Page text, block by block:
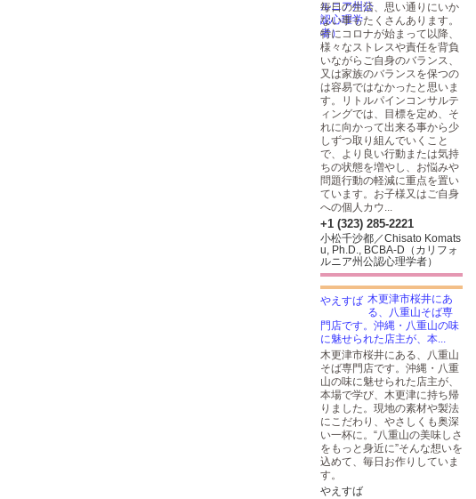
毎日の生活、思い通りにいか
ない事もたくさんあります。
特にコロナが始まって以降、
様々なストレスや責任を背負
いながらご自身のバランス、
又は家族のバランスを保つの
は容易ではなかったと思いま
す。リトルパインコンサルテ
ィングでは、目標を定め、そ
れに向かって出来る事から少
しずつ取り組んでいくこと
で、より良い行動または気持
ちの状態を増やし、お悩みや
問題行動の軽減に重点を置い
ています。お子様又はご自身
への個人カウ...
+1 (323) 285-2221
小松千沙都／Chisato Komats
u, Ph.D., BCBA-D（カリフォ
ルニア州公認心理学者）
木更津市桜井にあ
る、八重山そば専
門店です。沖縄・八重山の味
に魅せられた店主が、本...
木更津市桜井にある、八重山
そば専門店です。沖縄・八重
山の味に魅せられた店主が、
本場で学び、木更津に持ち帰
りました。現地の素材や製法
にこだわり、やさしくも奥深
い一杯に。“八重山の美味しさ
をもっと身近に”そんな想いを
込めて、毎日お作りしていま
す。
やえすば